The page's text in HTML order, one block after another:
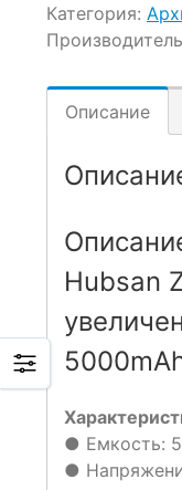
Категория:
Описание
Hubsan
● Емкость:
●